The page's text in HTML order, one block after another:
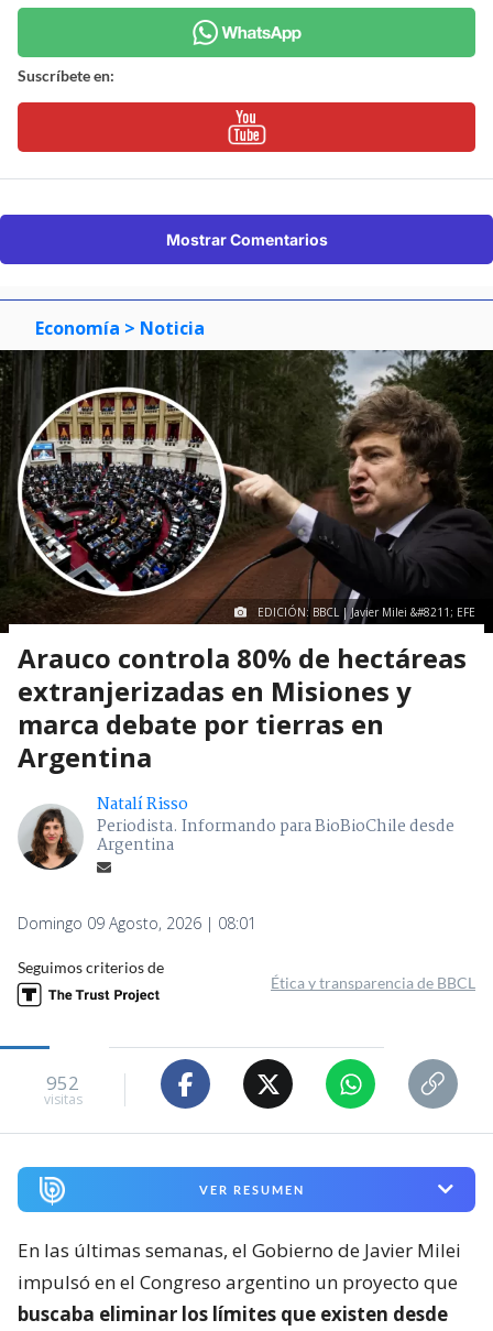
Suscríbete en:
Mostrar Comentarios
Economía > Noticia
EDICIÓN: BBCL | Javier Milei &#8211; EFE
Arauco controla 80% de hectáreas
extranjerizadas en Misiones y
marca debate por tierras en
Argentina
Natalí Risso
Periodista. Informando para BioBioChile desde
Argentina
Domingo 09 Agosto, 2026 | 08:01
Seguimos criterios de
Ética y transparencia de BBCL
952
visitas
VER RESUMEN
En las últimas semanas, el Gobierno de Javier Milei
impulsó en el Congreso argentino un proyecto que
buscaba eliminar los límites que existen desde